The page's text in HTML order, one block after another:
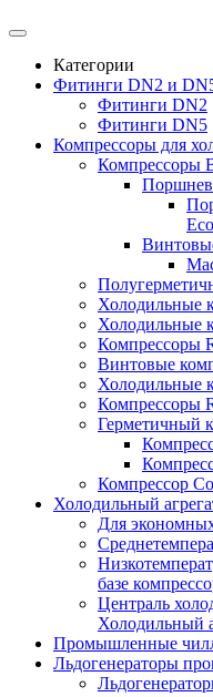
Категории
Фитинги DN2 и DN5
Фитинги DN2
Фитинги DN5
Компрессоры для
Компрессоры
Холодильные
Холодильные
Компрессоры
Винтовые
Холодильные
Компрессоры
Герметичный
Компрессор
Холодильный
Для
базе
Централь
Холодильный
Промышленные
Льдогенераторы